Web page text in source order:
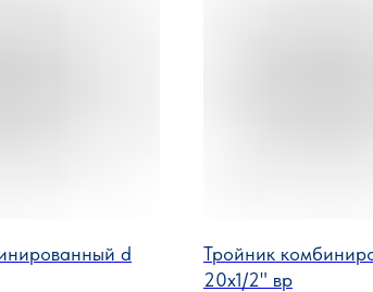
d
Тройник
20х1/2" вр